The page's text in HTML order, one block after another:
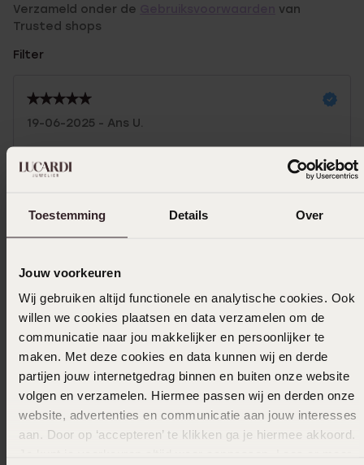
Toestemming Details Over
Jouw voorkeuren
Wij gebruiken altijd functionele en analytische cookies. Ook
willen we cookies plaatsen en data verzamelen om de
communicatie naar jou makkelijker en persoonlijker te
maken. Met deze cookies en data kunnen wij en derde
partijen jouw internetgedrag binnen en buiten onze website
volgen en verzamelen. Hiermee passen wij en derden onze
website, advertenties en communicatie aan jouw interesses
aan. Door op ‘accepteren’ te klikken ga je hiermee akkoord.
Verzameld onder de
van
Trusted shops
Filter
19-06-2025 - Ans U.
Zeer goede kwaliteit, deskundig personeel,
22-02-2025 - Esther C.
16-12-2024 - Esther C.
sterke mooie armband
Toon meer